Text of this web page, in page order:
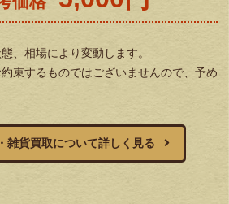
、相場により変動します。
束するものではございませんので、予め
雑貨買取について詳しく見る